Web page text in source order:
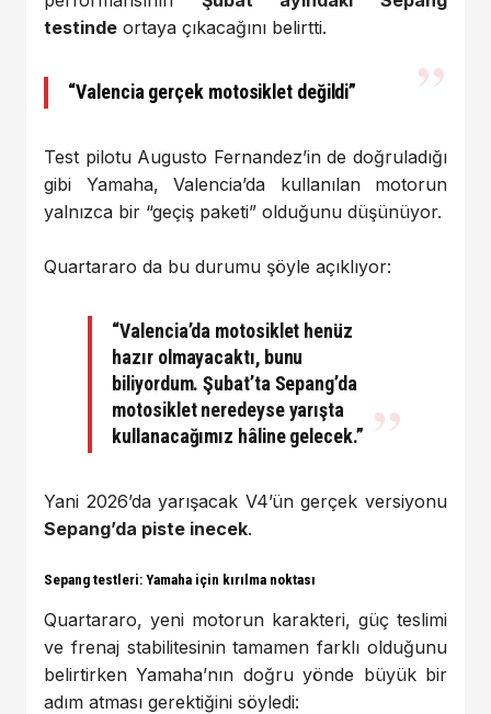
testinde ortaya çıkacağını belirtti.
“Valencia gerçek motosiklet değildi”
Test pilotu Augusto Fernandez’in de doğruladığı
gibi Yamaha, Valencia’da kullanılan motorun
yalnızca bir “geçiş paketi” olduğunu düşünüyor.
Quartararo da bu durumu şöyle açıklıyor:
“Valencia’da motosiklet henüz
hazır olmayacaktı, bunu
biliyordum. Şubat’ta Sepang’da
motosiklet neredeyse yarışta
kullanacağımız hâline gelecek.”
Yani 2026’da yarışacak V4’ün gerçek versiyonu
Sepang’da piste inecek.
Sepang testleri: Yamaha için kırılma noktası
Quartararo, yeni motorun karakteri, güç teslimi
ve frenaj stabilitesinin tamamen farklı olduğunu
belirtirken Yamaha’nın doğru yönde büyük bir
adım atması gerektiğini söyledi: